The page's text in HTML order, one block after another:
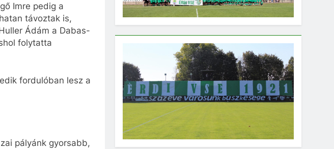
Imre pedig a
távoztak is,
Ádám a Dabas-
folytatta
fordulóban lesz a
pályánk gyorsabb,